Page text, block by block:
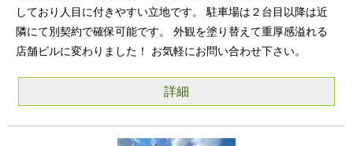
しており人目に付きやすい立地です。 駐車場は２台目以降は近
隣にて別契約で確保可能です。 外観を塗り替えて重厚感溢れる
店舗ビルに変わりました！ お気軽にお問い合わせ下さい。
詳細